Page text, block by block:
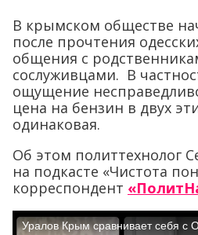
В крымском обществе
после прочтения
общения с
сослуживцами. В
ощущение
цена на бензин в двух
одинаковая.
Об этом политтехнолог
на подкасте «Чистота
корреспондент